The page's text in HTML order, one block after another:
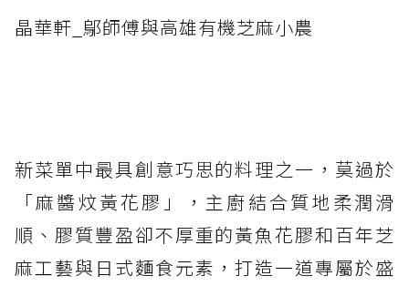
晶華軒_鄔師傅與高雄有機芝麻小農
新菜單中最具創意巧思的料理之一，莫過於
「麻醬炆黃花膠」，主廚結合質地柔潤滑
順、膠質豐盈卻不厚重的黃魚花膠和百年芝
麻工藝與日式麵食元素，打造一道專屬於盛